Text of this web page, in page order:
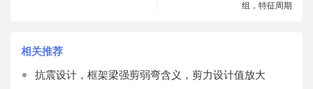
组，特征周期
相关推荐
抗震设计，框架梁强剪弱弯含义，剪力设计值放大